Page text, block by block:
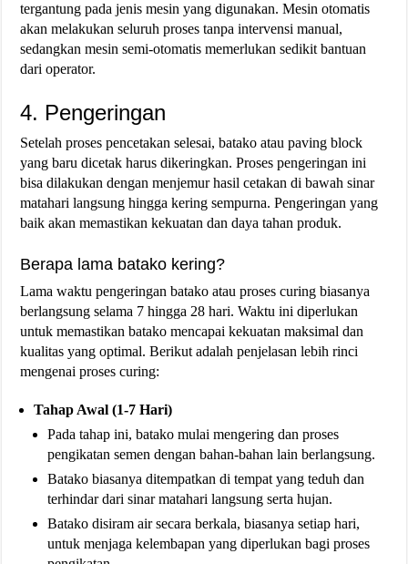
tergantung pada jenis mesin yang digunakan. Mesin otomatis
akan melakukan seluruh proses tanpa intervensi manual,
sedangkan mesin semi-otomatis memerlukan sedikit bantuan
dari operator​.
4. Pengeringan
Setelah proses pencetakan selesai, batako atau paving block
yang baru dicetak harus dikeringkan. Proses pengeringan ini
bisa dilakukan dengan menjemur hasil cetakan di bawah sinar
matahari langsung hingga kering sempurna. Pengeringan yang
baik akan memastikan kekuatan dan daya tahan produk.
Berapa lama batako kering?
Lama waktu pengeringan batako atau proses curing biasanya
berlangsung selama 7 hingga 28 hari. Waktu ini diperlukan
untuk memastikan batako mencapai kekuatan maksimal dan
kualitas yang optimal. Berikut adalah penjelasan lebih rinci
mengenai proses curing:
Tahap Awal (1-7 Hari)
Pada tahap ini, batako mulai mengering dan proses
pengikatan semen dengan bahan-bahan lain berlangsung.
Batako biasanya ditempatkan di tempat yang teduh dan
terhindar dari sinar matahari langsung serta hujan.
Batako disiram air secara berkala, biasanya setiap hari,
untuk menjaga kelembapan yang diperlukan bagi proses